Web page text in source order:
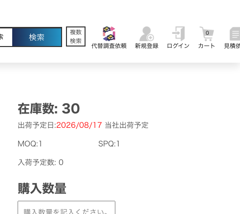
複数
検索
代替調査依頼
新規登録 ログイン カート
0
見積
在庫数: 30
出荷予定日:2026/08/17 当社出荷予定
MOQ:1 SPQ:1
入荷予定数: 0
購入数量